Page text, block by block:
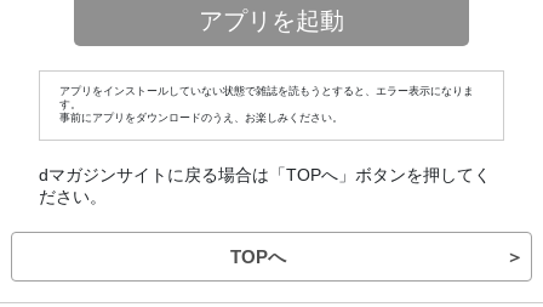
アプリを起動
アプリをインストールしていない状態で雑誌を読もうとすると、エラー表示になりま
す。
事前にアプリをダウンロードのうえ、お楽しみください。
dマガジンサイトに戻る場合は「TOPへ」ボタンを押してく
ださい。
TOPへ ＞